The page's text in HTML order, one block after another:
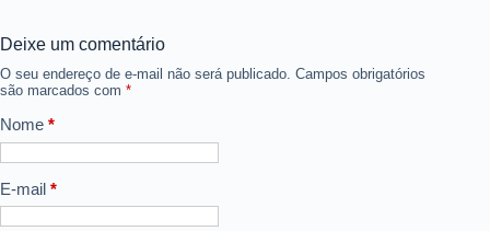
Deixe um comentário
O seu endereço de e-mail não será publicado. Campos obrigatórios
são marcados com *
Nome *
E-mail *